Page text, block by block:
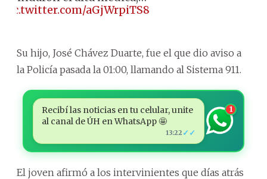
pic.twitter.com/aGjWrpiTS8
Su hijo, José Chávez Duarte, fue el que dio aviso a
la Policía pasada la 01:00, llamando al Sistema 911.
Recibí las noticias en tu celular, unite
al canal de ÚH en WhatsApp 🤩
13:22 ✓✓
1
El joven afirmó a los intervinientes que días atrás